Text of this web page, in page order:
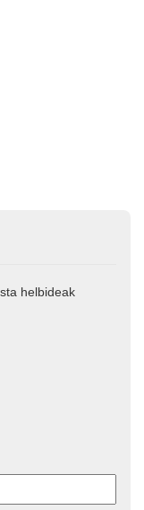
helbideak